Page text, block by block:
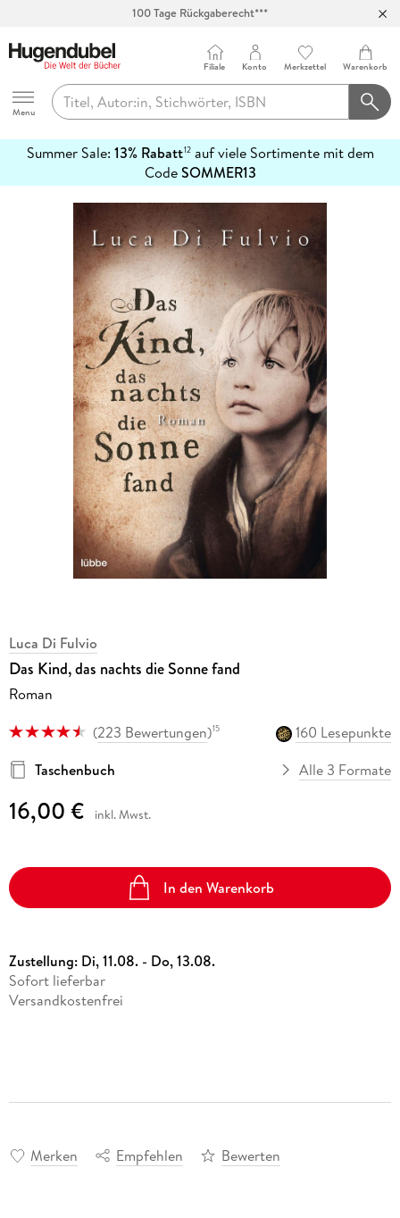
Hugendubel
Menu
Filiale Konto Merkzettel Warenkorb
Summer Sale: 13% Rabatt12auf viele Sortimente mit dem
CodeSOMMER13
erfahren
Luca Di Fulvio
Das Kind, das nachts die Sonne fand
Roman
(223 Bewertungen)15
160 Lesepunkte
Taschenbuch
Alle 3 Formate
16,00 € inkl. Mwst.
In den Warenkorb
Zustellung: Di, 11.08. - Do, 13.08.
Sofort lieferbar
Versandkostenfrei
Merken Empfehlen Bewerten